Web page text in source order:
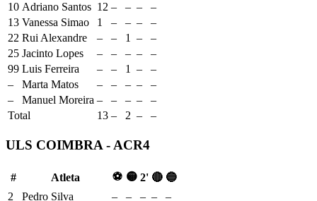
10 Adriano Santos 12 – – –
–
13 Vanessa Simao 1 – – –
–
22 Rui Alexandre – – 1 –
–
25 Jacinto Lopes – – – –
–
99 Luis Ferreira – – 1 –
–
–
Marta Matos – – – –
–
–
Manuel Moreira – – – –
–
Total
13 – 2 – –
ULS COIMBRA - ACR4
# Atleta ⚽ 🟡 2' 🔴 🔵
2
Pedro Silva – – – –
–